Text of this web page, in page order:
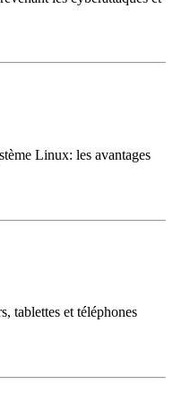
Linux: les avantages
tablettes et téléphones